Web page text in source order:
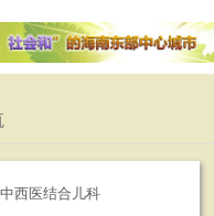
中西医结合儿科